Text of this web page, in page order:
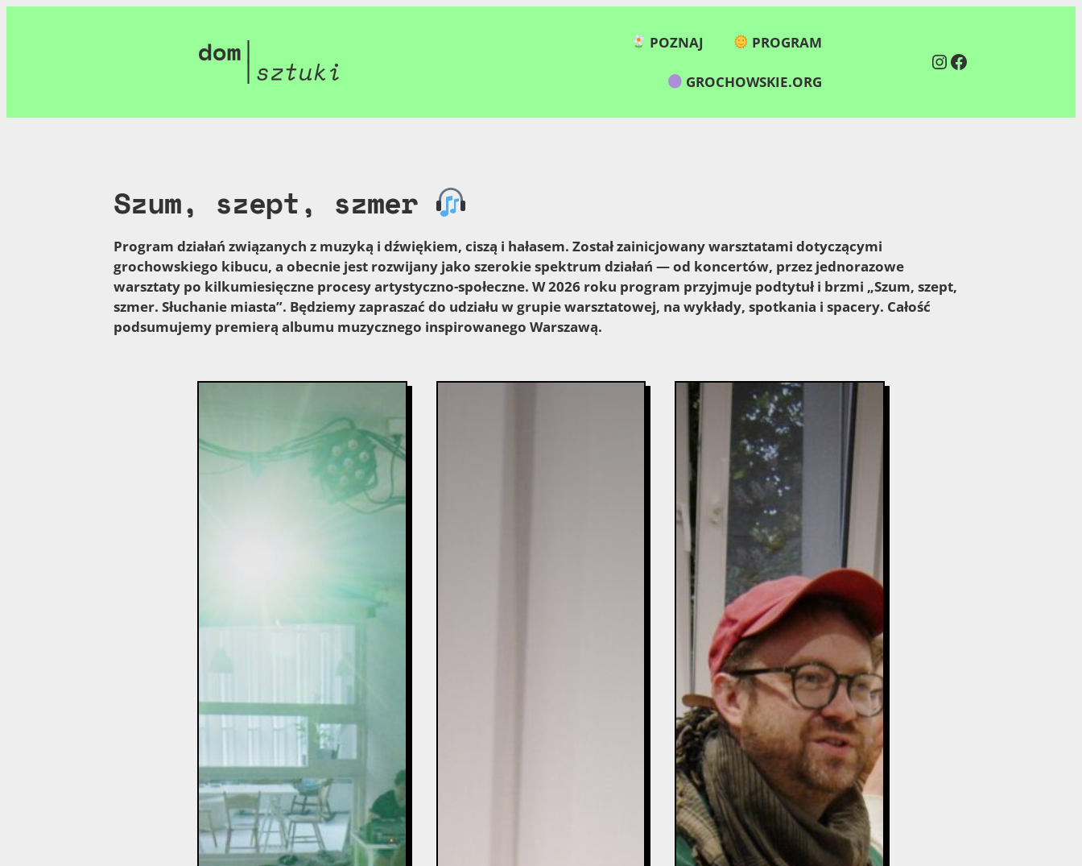
POZNAJ PROGRAM
GROCHOWSKIE.ORG
InstagramFacebook
Szum, szept, szmer
Program działań związanych z muzyką i dźwiękiem, ciszą i hałasem. Został zainicjowany warsztatami dotyczącymi
grochowskiego kibucu, a obecnie jest rozwijany jako szerokie spektrum działań — od koncertów, przez jednorazowe
warsztaty po kilkumiesięczne procesy artystyczno-społeczne. W 2026 roku program przyjmuje podtytuł i brzmi „Szum, szept,
szmer. Słuchanie miasta”. Będziemy zapraszać do udziału w grupie warsztatowej, na wykłady, spotkania i spacery. Całość
podsumujemy premierą albumu muzycznego inspirowanego Warszawą.